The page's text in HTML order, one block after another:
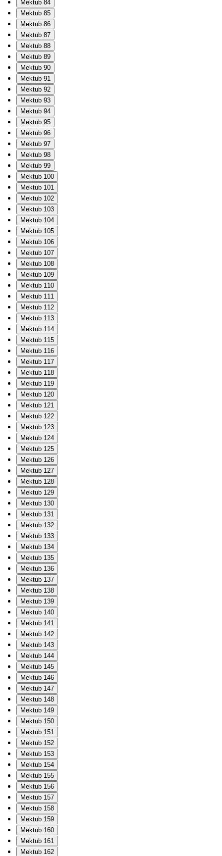
Mektub 84
Mektub 85
Mektub 86
Mektub 87
Mektub 88
Mektub 89
Mektub 90
Mektub 91
Mektub 92
Mektub 93
Mektub 94
Mektub 95
Mektub 96
Mektub 97
Mektub 98
Mektub 99
Mektub 100
Mektub 101
Mektub 102
Mektub 103
Mektub 104
Mektub 105
Mektub 106
Mektub 107
Mektub 108
Mektub 109
Mektub 110
Mektub 111
Mektub 112
Mektub 113
Mektub 114
Mektub 115
Mektub 116
Mektub 117
Mektub 118
Mektub 119
Mektub 120
Mektub 121
Mektub 122
Mektub 123
Mektub 124
Mektub 125
Mektub 126
Mektub 127
Mektub 128
Mektub 129
Mektub 130
Mektub 131
Mektub 132
Mektub 133
Mektub 134
Mektub 135
Mektub 136
Mektub 137
Mektub 138
Mektub 139
Mektub 140
Mektub 141
Mektub 142
Mektub 143
Mektub 144
Mektub 145
Mektub 146
Mektub 147
Mektub 148
Mektub 149
Mektub 150
Mektub 151
Mektub 152
Mektub 153
Mektub 154
Mektub 155
Mektub 156
Mektub 157
Mektub 158
Mektub 159
Mektub 160
Mektub 161
Mektub 162